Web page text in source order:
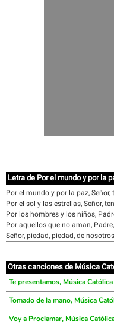
Letra de Por el mundo y por la
Por el mundo y por la paz, Señor,
Por el sol y las estrellas, Señor,
Por los hombres y los niños,
Por aquellos que no aman,
Señor, piedad, piedad, de
Otras canciones de Música
Te presentamos, Música Católica
Tomado de la mano, Música
Voy a Proclamar, Música